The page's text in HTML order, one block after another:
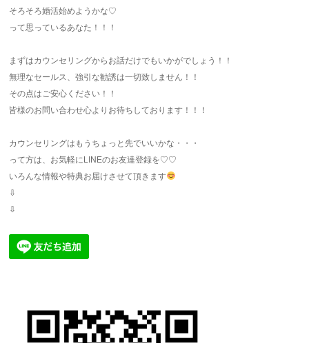
そろそろ婚活始めようかな♡
って思っているあなた！！！
まずはカウンセリングからお話だけでもいかがでしょう！！
無理なセールス、強引な勧誘は一切致しません！！
その点はご安心ください！！
皆様のお問い合わせ心よりお待ちしております！！！
カウンセリングはもうちょっと先でいいかな・・・
って方は、お気軽にLINEのお友達登録を♡♡
いろんな情報や特典お届けさせて頂きます
⇩
⇩